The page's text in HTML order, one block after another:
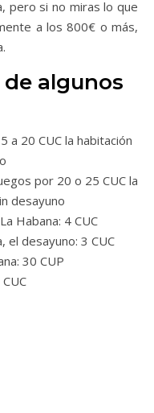
pero si no miras lo que
a los 800€ o más,
de algunos
a 20 CUC la habitación
por 20 o 25 CUC la
desayuno
Habana: 4 CUC
el desayuno: 3 CUC
30 CUP